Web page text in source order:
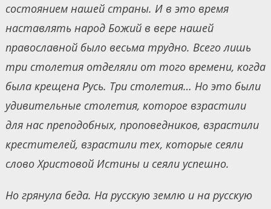
состоянием нашей страны. И в это время
наставлять народ Божий в вере нашей
православной было весьма трудно. Всего лишь
три столетия отделяли от того времени, когда
была крещена Русь. Три столетия… Но это были
удивительные столетия, которое взрастили
для нас преподобных, проповедников, взрастили
крестителей, взрастили тех, которые сеяли
слово Христовой Истины и сеяли успешно.
Но грянула беда. На русскую землю и на русскую